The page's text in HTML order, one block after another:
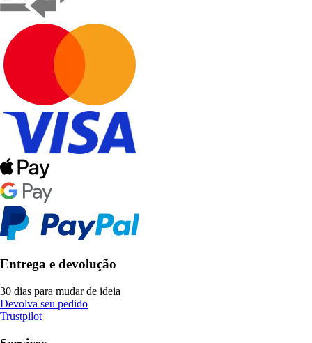
Entrega e devolução
30 dias para mudar de ideia
Devolva seu pedido
Trustpilot